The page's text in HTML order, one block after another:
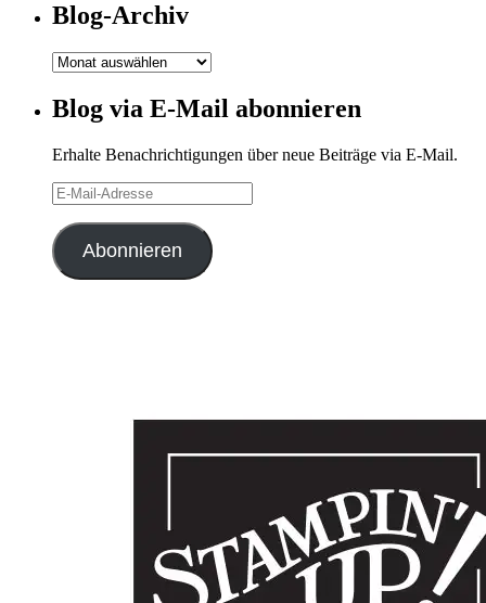
Blog-Archiv
Blog-
Blog via E-Mail abonnieren
Erhalte Benachrichtigungen über neue Beiträge via E-Mail.
E-
Mail-
Adresse
Abonnieren